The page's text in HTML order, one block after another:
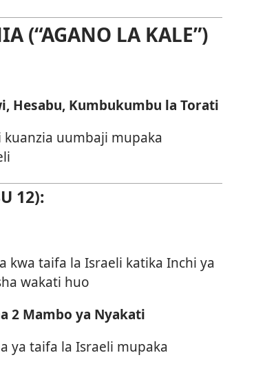
(“AGANO LA KALE”)
Hesabu, Kumbukumbu la Torati
uumbaji mupaka
12):
kwa taifa la Israeli katika Inchi ya
wakati huo
2 Mambo ya Nyakati
ya taifa la Israeli mupaka